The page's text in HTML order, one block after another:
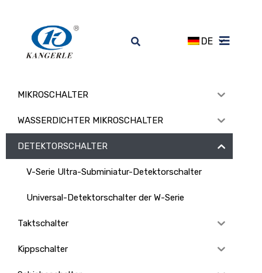
DE
MIKROSCHALTER
WASSERDICHTER MIKROSCHALTER
DETEKTORSCHALTER
V-Serie Ultra-Subminiatur-Detektorschalter
Universal-Detektorschalter der W-Serie
Taktschalter
Kippschalter